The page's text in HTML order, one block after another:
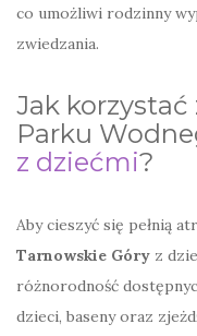
co umożliwi rodzinny
zwiedzania.
Jak
Parku
z dziećmi?
Aby cieszyć się pełnią
Tarnowskie Góry z
różnorodność
dzieci, baseny oraz